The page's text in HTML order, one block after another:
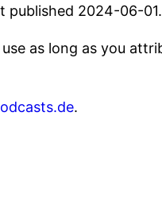
published 2024-06-01.
as long as you
.